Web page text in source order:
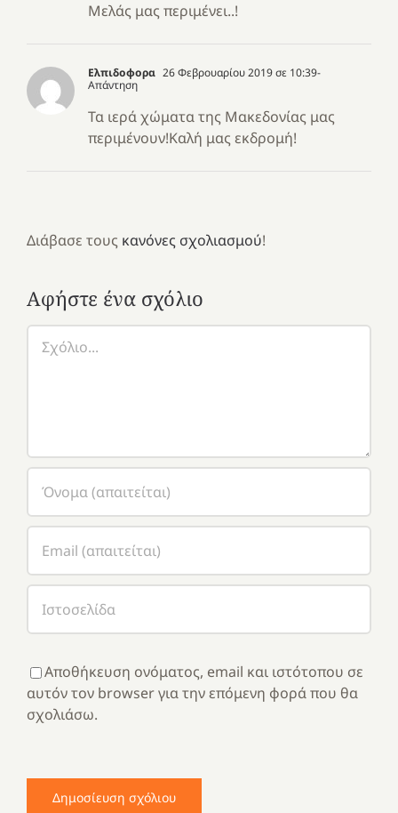
Μελάς μας περιμένει..!
Ελπιδοφορα 26 Φεβρουαρίου 2019 σε 10:39-
Απάντηση
Τα ιερά χώματα της Μακεδονίας μας
περιμένουν!Καλή μας εκδρομή!
Διάβασε τους κανόνες σχολιασμού!
Αφήστε ένα σχόλιο
Αποθήκευση ονόματος, email και ιστότοπου σε
αυτόν τον browser για την επόμενη φορά που θα
σχολιάσω.